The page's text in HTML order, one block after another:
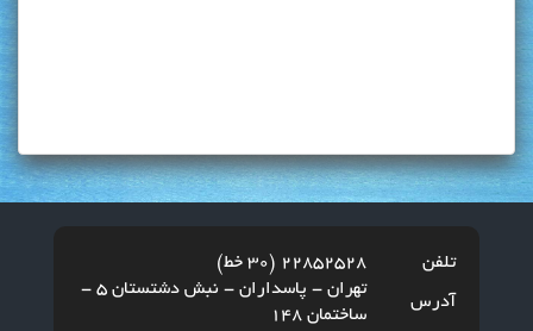
تلفن 22852528 (30 خط)
آدرس
تهران - پاسداران - نبش دشتستان 5 -
ساختمان 148